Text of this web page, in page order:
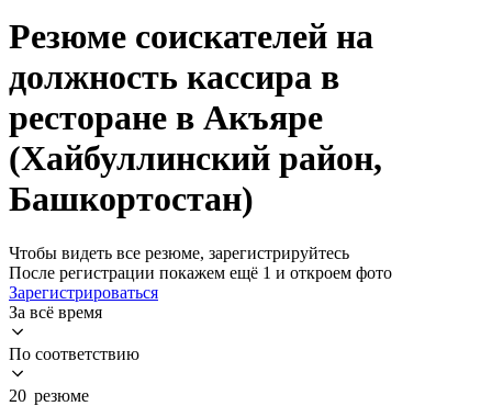
Резюме соискателей на
должность кассира в
ресторане в Акъяре
(Хайбуллинский район,
Башкортостан)
Чтобы видеть все резюме, зарегистрируйтесь
После регистрации покажем ещё 1 и откроем фото
Зарегистрироваться
За всё время
По соответствию
20 резюме